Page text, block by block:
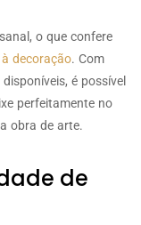
o que confere
decoração. Com
é possível
perfeitamente no
obra de arte.
de